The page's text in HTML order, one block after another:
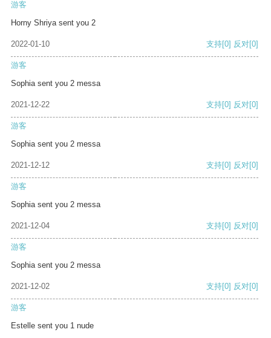
游客
Horny Shriya sent you 2
2022-01-10 支持[0] 反对[0]
游客
Sophia sent you 2 messa
2021-12-22 支持[0] 反对[0]
游客
Sophia sent you 2 messa
2021-12-12 支持[0] 反对[0]
游客
Sophia sent you 2 messa
2021-12-04 支持[0] 反对[0]
游客
Sophia sent you 2 messa
2021-12-02 支持[0] 反对[0]
游客
Estelle sent you 1 nude